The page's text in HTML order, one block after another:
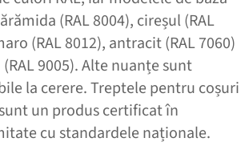
(RAL 8004), cireșul (RAL
(RAL 8012), antracit (RAL 7060)
9005). Alte nuanțe sunt
la cerere. Treptele pentru coșuri
un produs certificat în
cu standardele naționale.